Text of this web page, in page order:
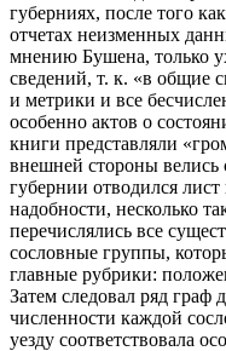
губерниях, после того
отчетах неизменных
мнению Бушена, только
сведений, т. к. «в общие
и метрики и все
особенно актов о
книги представляли
внешней стороны
губернии отводился
надобности, несколько
перечислялись все
сословные группы,
главные рубрики:
Затем следовал ряд
численности каждой
уезду соответствовала